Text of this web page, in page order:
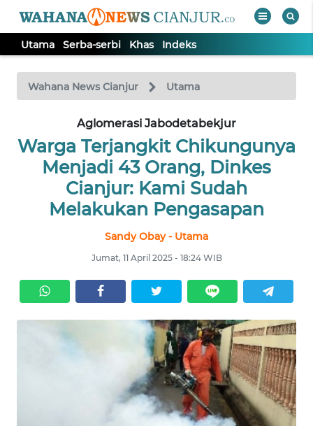
Utama Serba-serbi Khas Indeks
Wahana News Cianjur Utama
Aglomerasi Jabodetabekjur
Warga Terjangkit Chikungunya
Menjadi 43 Orang, Dinkes
Cianjur: Kami Sudah
Melakukan Pengasapan
Sandy Obay - Utama
Jumat, 11 April 2025 - 18:24 WIB
TV
Tutup
SERBA-
INDEKS
BERITA